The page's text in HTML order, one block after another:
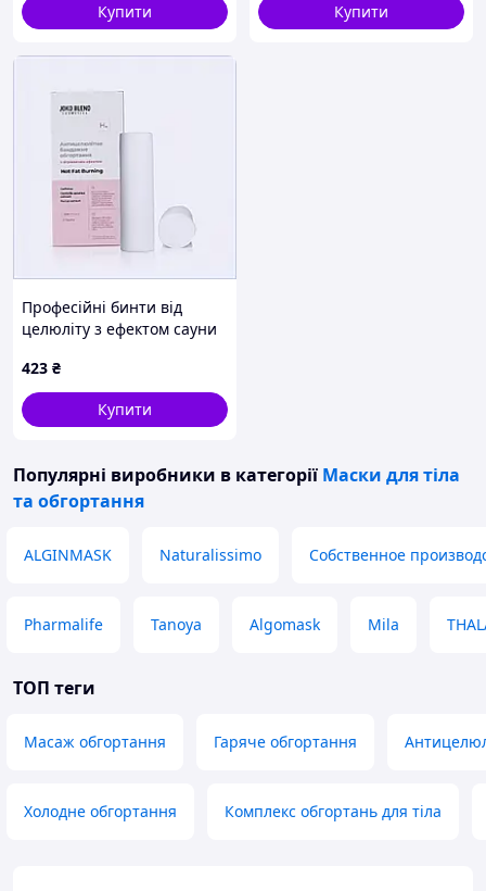
Купити
Купити
Професійні бинти від
целюліту з ефектом сауни
423 ₴
Купити
Популярні виробники в категорії Маски для тіла
та обгортання
ALGINMASK Naturalissimo Собственное
Pharmalife Tanoya Algomask Mila
ТОП теги
Масаж обгортання Гаряче обгортання
Холодне обгортання Комплекс обгортань для тіла